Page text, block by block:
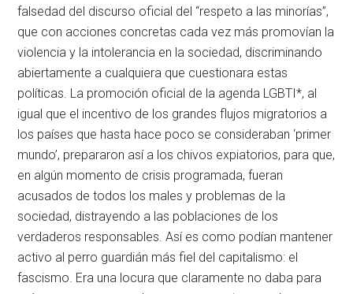
falsedad del discurso oficial del “respeto a las minorías”,
que con acciones concretas cada vez más promovían la
violencia y la intolerancia en la sociedad, discriminando
abiertamente a cualquiera que cuestionara estas
políticas. La promoción oficial de la agenda LGBTI*, al
igual que el incentivo de los grandes flujos migratorios a
los países que hasta hace poco se consideraban ‘primer
mundo’, prepararon así a los chivos expiatorios, para que,
en algún momento de crisis programada, fueran
acusados de todos los males y problemas de la
sociedad, distrayendo a las poblaciones de los
verdaderos responsables. Así es como podían mantener
activo al perro guardián más fiel del capitalismo: el
fascismo. Era una locura que claramente no daba para